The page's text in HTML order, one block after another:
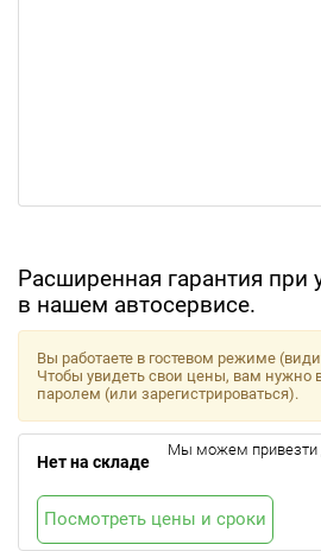
Расширенная гарантия при
в нашем автосервисе.
Вы работаете в гостевом режиме
Чтобы увидеть свои цены, вам нужно
паролем (или зарегистрироваться).
Нет на складе
Мы можем привезти
Посмотреть цены и сроки